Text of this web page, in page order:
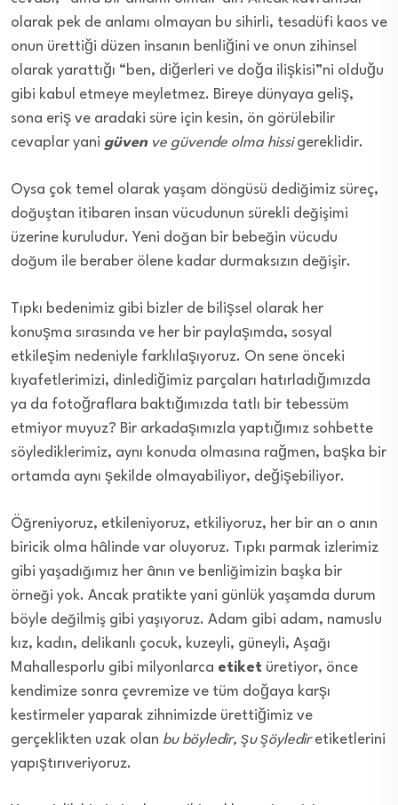
olarak pek de anlamı olmayan bu sihirli, tesadüfi kaos ve
onun ürettiği düzen insanın benliğini ve onun zihinsel
olarak yarattığı “ben, diğerleri ve doğa ilişkisi”ni olduğu
gibi kabul etmeye meyletmez. Bireye dünyaya geliş,
sona eriş ve aradaki süre için kesin, ön görülebilir
cevaplar yani güvenve güvende olma hissigereklidir.
Oysa çok temel olarak yaşam döngüsü dediğimiz süreç,
doğuştan itibaren insan vücudunun sürekli değişimi
üzerine kuruludur. Yeni doğan bir bebeğin vücudu
doğum ile beraber ölene kadar durmaksızın değişir.
Tıpkı bedenimiz gibi bizler de bilişsel olarak her
konuşma sırasında ve her bir paylaşımda, sosyal
etkileşim nedeniyle farklılaşıyoruz. On sene önceki
kıyafetlerimizi, dinlediğimiz parçaları hatırladığımızda
ya da fotoğraflara baktığımızda tatlı bir tebessüm
etmiyor muyuz? Bir arkadaşımızla yaptığımız sohbette
söylediklerimiz, aynı konuda olmasına rağmen, başka bir
ortamda aynı şekilde olmayabiliyor, değişebiliyor.
Öğreniyoruz, etkileniyoruz, etkiliyoruz, her bir an o anın
biricik olma hâlinde var oluyoruz. Tıpkı parmak izlerimiz
gibi yaşadığımız her ânın ve benliğimizin başka bir
örneği yok. Ancak pratikte yani günlük yaşamda durum
böyle değilmiş gibi yaşıyoruz. Adam gibi adam, namuslu
kız, kadın, delikanlı çocuk, kuzeyli, güneyli, Aşağı
Mahallesporlu gibi milyonlarca etiket üretiyor, önce
kendimize sonra çevremize ve tüm doğaya karşı
kestirmeler yaparak zihnimizde ürettiğimiz ve
gerçeklikten uzak olan bu böyledir, şu şöylediretiketlerini
yapıştırıveriyoruz.